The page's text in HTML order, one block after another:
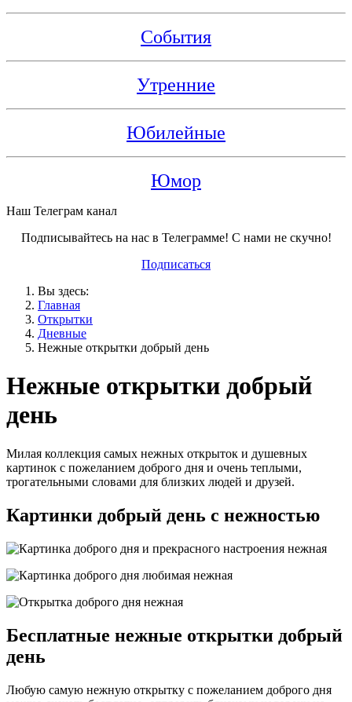
События
Утренние
Юбилейные
Юмор
Наш Телеграм канал
Подписывайтесь на нас в Телеграмме! С нами не скучно!
Подписаться
Вы здесь:
Главная
Открытки
Дневные
Нежные открытки добрый день
Нежные открытки добрый
день
Милая коллекция самых нежных открыток и душевных
картинок с пожеланием доброго дня и очень теплыми,
трогательными словами для близких людей и друзей.
Картинки добрый день с нежностью
Бесплатные нежные открытки добрый
день
Любую самую нежную открытку с пожеланием доброго дня